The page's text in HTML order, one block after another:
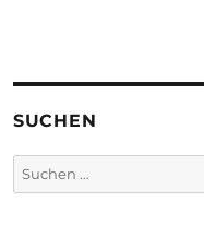
SUCHEN
Suchen
nach: